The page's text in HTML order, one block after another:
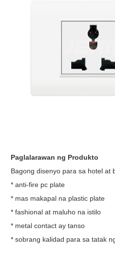
Paglalarawan ng Produkto
Bagong disenyo para sa hotel at
* anti-fire pc plate
* mas makapal na plastic plate
* fashional at maluho na istilo
* metal contact ay tanso
* sobrang kalidad para sa tatak